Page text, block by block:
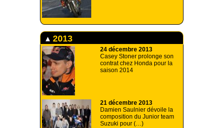
2013
24 décembre 2013
Casey Stoner prolonge son
contrat chez Honda pour la
saison 2014
21 décembre 2013
Damien Saulnier dévoile la
composition du Junior team
Suzuki pour (…)